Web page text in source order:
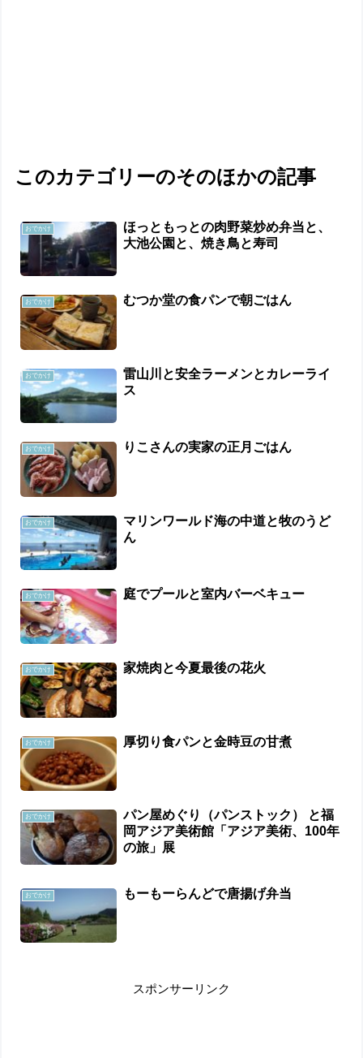
このカテゴリーのそのほかの記事
おでかけ
ほっともっとの肉野菜炒め弁当と、
大池公園と、焼き鳥と寿司
おでかけ むつか堂の食パンで朝ごはん
おでかけ
雷山川と安全ラーメンとカレーライ
ス
おでかけ りこさんの実家の正月ごはん
おでかけ
マリンワールド海の中道と牧のうど
ん
おでかけ 庭でプールと室内バーベキュー
おでかけ 家焼肉と今夏最後の花火
おでかけ 厚切り食パンと金時豆の甘煮
おでかけ
パン屋めぐり（パンストック） と福
岡アジア美術館「アジア美術、100年
の旅」展
おでかけ もーもーらんどで唐揚げ弁当
スポンサーリンク